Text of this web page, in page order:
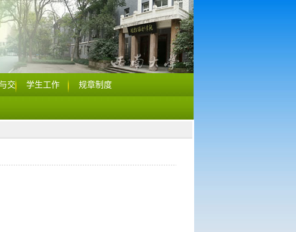
交 学生工作 规章制度